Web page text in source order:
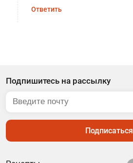
Ответить
Подпишитесь на рассылку
Подписаться